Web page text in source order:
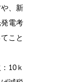
、新
電考
こと
10ｋ